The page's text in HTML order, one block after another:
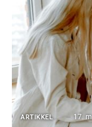
ARTIKKEL 17.